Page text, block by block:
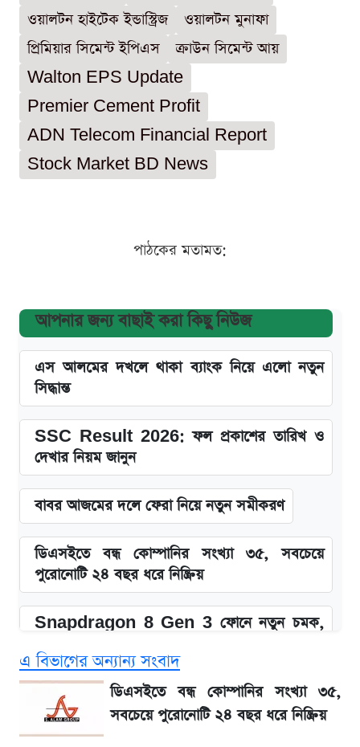
ওয়ালটন হাইটেক ইন্ডাস্ট্রিজ
ওয়ালটন মুনাফা
প্রিমিয়ার সিমেন্ট ইপিএস
ক্রাউন সিমেন্ট আয়
Walton EPS Update
Premier Cement Profit
ADN Telecom Financial Report
Stock Market BD News
পাঠকের মতামত:
আপনার জন্য বাছাই করা কিছু নিউজ
এস আলমের দখলে থাকা ব্যাংক নিয়ে এলো নতুন
সিদ্ধান্ত
SSC Result 2026: ফল প্রকাশের তারিখ ও
দেখার নিয়ম জানুন
বাবর আজমের দলে ফেরা নিয়ে নতুন সমীকরণ
ডিএসইতে বন্ধ কোম্পানির সংখ্যা ৩৫, সবচেয়ে
পুরোনোটি ২৪ বছর ধরে নিষ্ক্রিয়
Snapdragon 8 Gen 3 ফোনে নতুন চমক,
SSC Result 2026: যে ৩ উপায়ে জানা যাবে
ফল
এ বিভাগের অন্যান্য সংবাদ
ডিএসইতে বন্ধ কোম্পানির সংখ্যা ৩৫,
সবচেয়ে পুরোনোটি ২৪ বছর ধরে নিষ্ক্রিয়